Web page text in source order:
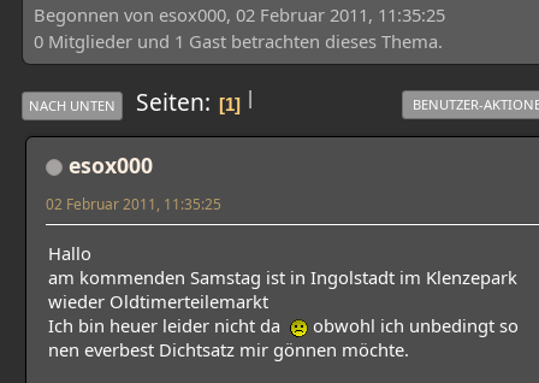
Begonnen von esox000, 02 Februar 2011, 11:35:25
0 Mitglieder und 1 Gast betrachten dieses Thema.
|
NACH UNTEN Seiten 1 BENUTZER-
esox000
02 Februar 2011, 11:35:25
Hallo
am kommenden Samstag ist in Ingolstadt im Klenzepark
wieder Oldtimerteilemarkt
Ich bin heuer leider nicht da
obwohl ich unbedingt so
nen everbest Dichtsatz mir gönnen möchte.